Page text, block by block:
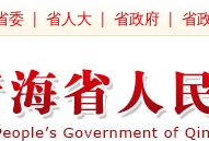
委 | 省人大 | 省政府 | 省